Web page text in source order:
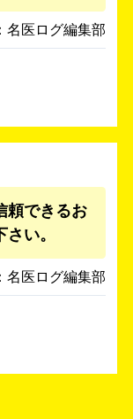
名医ログ編集部
頼できるお
い。
名医ログ編集部